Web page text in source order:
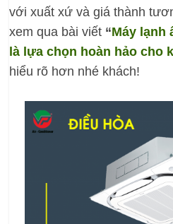
với xuất xứ và giá thành
xem qua bài viết “Máy lạnh
là lựa chọn hoàn hảo cho
hiểu rõ hơn nhé khách!